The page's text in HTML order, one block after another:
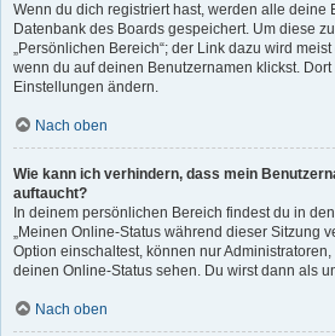
Wenn du dich registriert hast, werden alle deine
Datenbank des Boards gespeichert. Um diese
„Persönlichen Bereich“; der Link dazu wird
wenn du auf deinen Benutzernamen klickst.
Einstellungen ändern.
Nach oben
Wie kann ich verhindern, dass mein
auftaucht?
In deinem persönlichen Bereich findest du in
„Meinen Online-Status während dieser Sitzung
Option einschaltest, können nur
deinen Online-Status sehen. Du wirst dann als
Nach oben